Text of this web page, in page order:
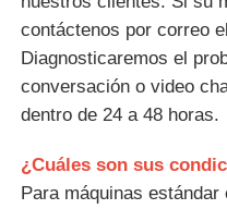
contáctenos por correo
Diagnosticaremos el
conversación o video
dentro de 24 a 48 horas.
¿Cuáles son sus
Para máquinas